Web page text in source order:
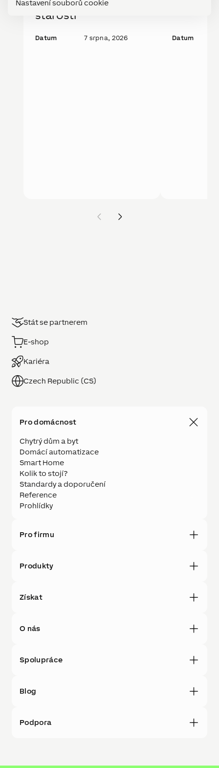
Nastavení souborů cookie
starostí
Datum 7 srpna, 2026 Datum
Stát se partnerem
E-shop
Kariéra
Czech Republic (CS)
Pro domácnost
Chytrý dům a byt
Domácí automatizace
Smart Home
Kolik to stojí?
Standardy a doporučení
Reference
Prohlídky
Pro firmu
Produkty
Získat
O nás
Spolupráce
Blog
Podpora